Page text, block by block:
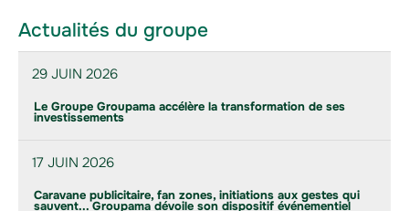
Actualités du groupe
29 JUIN 2026
Le Groupe Groupama accélère la transformation de ses
investissements
17 JUIN 2026
Caravane publicitaire, fan zones, initiations aux gestes qui
sauvent... Groupama dévoile son dispositif événementiel